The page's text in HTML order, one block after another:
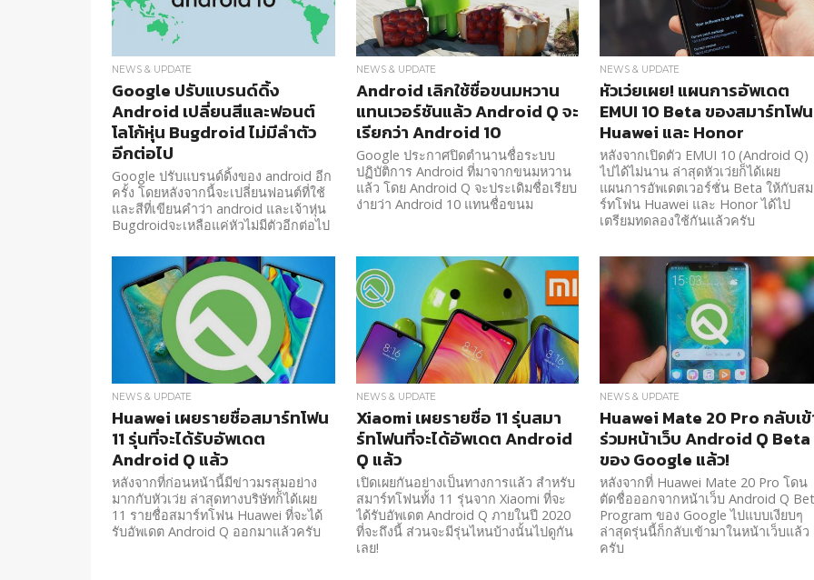
NEWS & UPDATE
Google ปรับแบรนด์ดิ้ง
Android เปลี่ยนสีและฟอนต์
โลโก้หุ่น Bugdroid ไม่มีลำตัว
อีกต่อไป
Google ปรับแบรนด์ดิ้งของ android อีก
ครั้ง โดยหลังจากนี้จะเปลี่ยนฟอนต์ที่ใช้
และสีที่เขียนคำว่า android และเจ้าหุ่น
Bugdroidจะเหลือแค่หัวไม่มีตัวอีกต่อไป
NEWS & UPDATE
Android เลิกใช้ชื่อขนมหวาน
แทนเวอร์ชันแล้ว Android Q จะ
เรียกว่า Android 10
Google ประกาศปิดตำนานชื่อระบบ
ปฏิบัติการ Android ที่มาจากขนมหวาน
แล้ว โดย Android Q จะประเดิมชื่อเรียบ
ง่ายว่า Android 10 แทนชื่อขนม
NEWS & UPDATE
หัวเว่ยเผย! แผนการอัพเดต
EMUI 10 Beta ของสมาร์ทโฟน
Huawei และ Honor
หลังจากเปิดตัว EMUI 10 (Android Q)
ไปได้ไม่นาน ล่าสุดหัวเว่ยก็ได้เผย
แผนการอัพเดตเวอร์ชั่น Beta ให้กับส
ร์ทโฟน Huawei และ Honor ได้ไป
เตรียมทดลองใช้กันแล้วครับ
NEWS & UPDATE
Huawei เผยรายชื่อสมาร์ทโฟน
11 รุ่นที่จะได้รับอัพเดต
Android Q แล้ว
หลังจากที่ก่อนหน้านี้มีข่าวมรสุมอย่าง
มากกับหัวเว่ย ล่าสุดทางบริษัทก็ได้เผย
11 รายชื่อสมาร์ทโฟน Huawei ที่จะได้
รับอัพเดต Android Q ออกมาแล้วครับ
NEWS & UPDATE
Xiaomi เผยรายชื่อ 11 รุ่นสมา
ร์ทโฟนที่จะได้อัพเดต Android
Q แล้ว
เปิดเผยกันอย่างเป็นทางการแล้ว สำหรับ
สมาร์ทโฟนทั้ง 11 รุ่นจาก Xiaomi ที่จะ
ได้รับอัพเดต Android Q ภายในปี 2020
ที่จะถึงนี้ ส่วนจะมีรุ่นไหนบ้างนั้นไปดูกัน
เลย!
NEWS & UPDATE
Huawei Mate 20 Pro กลับเ
ร่วมหน้าเว็บ Android Q Beta
ของ Google แล้ว!
หลังจากที่ Huawei Mate 20 Pro โดน
ตัดชื่อออกจากหน้าเว็บ Android Q
Program ของ Google ไปแบบเงียบๆ
ล่าสุดรุ่นนี้ก็กลับเข้ามาในหน้าเว็บแล้ว
ครับ